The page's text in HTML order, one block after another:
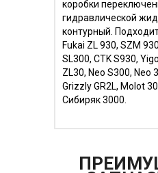
коробки
гидравлической
контурный.
Fukai ZL 930, SZM
SL300, CTK S930,
ZL30, Neo S300, Neo
Grizzly GR2L, Molot
Сибиряк 3000.